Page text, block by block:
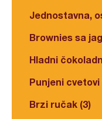
Jednostavna,
Brownies sa
Hladni
Punjeni
Brzi ručak (3)